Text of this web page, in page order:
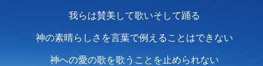
我らは賛美して歌いそして踊る
神の素晴らしさを言葉で例えることはできない
神への愛の歌を歌うことを止められない